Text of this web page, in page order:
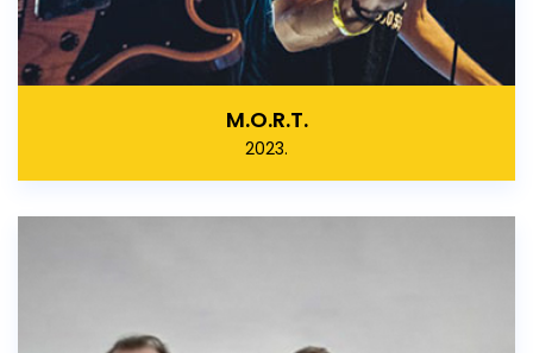
M.O.R.T.
2023.